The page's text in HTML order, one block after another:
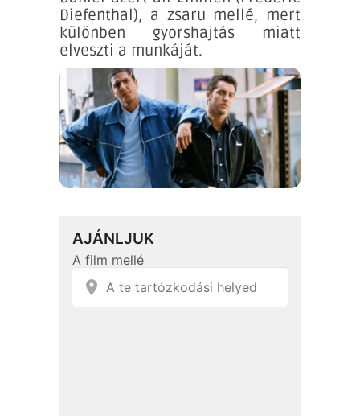
Diefenthal), a zsaru mellé, mert
különben gyorshajtás miatt
elveszti a munkáját.